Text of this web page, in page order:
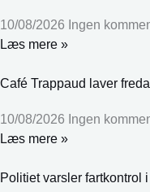
10/08/2026 Ingen
Læs mere »
Café Trappaud laver
10/08/2026 Ingen
Læs mere »
Politiet varsler fartkontrol